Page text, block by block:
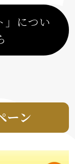
」につい
ーン